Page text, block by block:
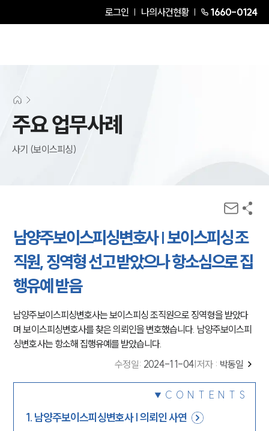
로그인 나의사건현황 1660-0124
주요 업무사례
사기 (보이스피싱)
남양주보이스피싱변호사 | 보이스피싱 조
직원, 징역형 선고 받았으나 항소심으로 집
행유예 받음
남양주보이스피싱변호사는 보이스피싱 조직원으로 징역형을 받았다
며 보이스피싱변호사를 찾은 의뢰인을 변호했습니다. 남양주보이스피
싱변호사는 항소해 집행유예를 받았습니다.
수정일: 2024-11-04 저자 : 박동일
CONTENTS
1. 남양주보이스피싱변호사 | 의뢰인 사연